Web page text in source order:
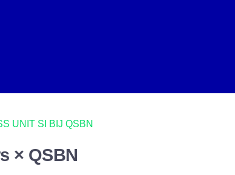
UNIT SI BIJ QSBN
× QSBN